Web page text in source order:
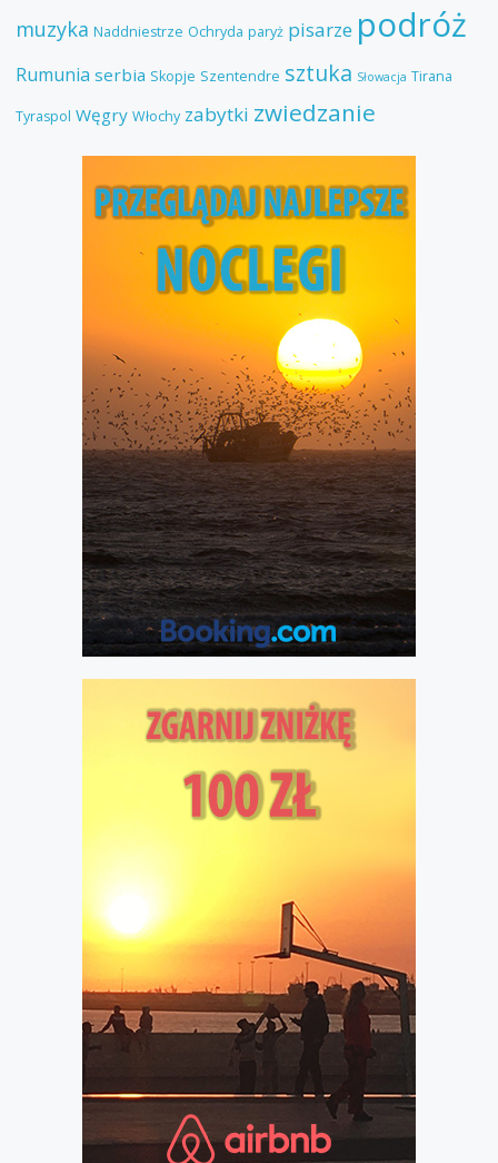
muzyka Naddniestrze Ochryda paryż pisarze podróż
Rumunia serbia Skopje Szentendre sztuka Słowacja Tirana
Tyraspol Węgry Włochy zabytki zwiedzanie